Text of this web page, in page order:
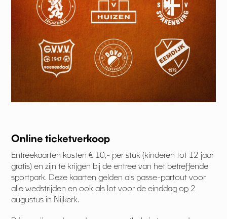
Online ticketverkoop
Entreekaarten kosten € 10,- per stuk (kinderen tot 12 jaar
gratis) en zijn te krijgen bij de entree van het betreffende
sportpark. Deze kaarten gelden als passe-partout voor
alle wedstrijden en ook als lot voor de einddag op 2
augustus in Nijkerk.